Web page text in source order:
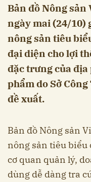
Bản đồ Nông
ngày mai (24/10)
nông sản tiêu
đại diện cho lợi
đặc trưng của địa
phẩm do Sở
đề xuất.
Bản đồ Nông sản
nông sản tiêu biểu
cơ quan quản lý,
dùng dễ dàng tra